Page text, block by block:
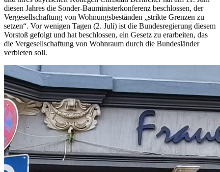
diesen Jahres die Sonder-Bauministerkonferenz beschlossen, der
Vergesellschaftung von Wohnungsbeständen „strikte Grenzen zu
setzen“. Vor wenigen Tagen (2. Juli) ist die Bundesregierung diesem
Vorstoß gefolgt und hat beschlossen, ein Gesetz zu erarbeiten, das
die Vergesellschaftung von Wohnraum durch die Bundesländer
verbieten soll.